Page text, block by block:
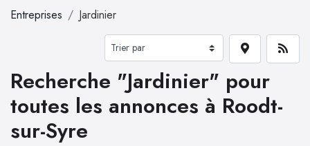
Entreprises Jardinier
Recherche "Jardinier" pour
toutes les annonces à Roodt-
sur-Syre